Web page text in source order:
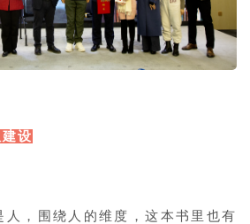
设
人，围绕人的维度，这本书里也有